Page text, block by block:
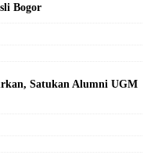
Bogor
Satukan Alumni UGM